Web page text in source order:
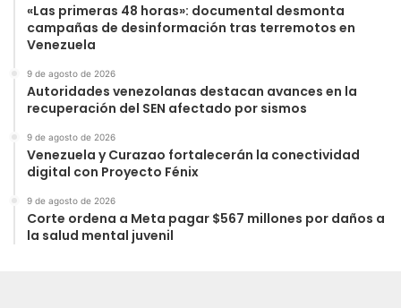
«Las primeras 48 horas»: documental desmonta
campañas de desinformación tras terremotos en
Venezuela
9 de agosto de 2026
Autoridades venezolanas destacan avances en la
recuperación del SEN afectado por sismos
9 de agosto de 2026
Venezuela y Curazao fortalecerán la conectividad
digital con Proyecto Fénix
9 de agosto de 2026
Corte ordena a Meta pagar $567 millones por daños a
la salud mental juvenil